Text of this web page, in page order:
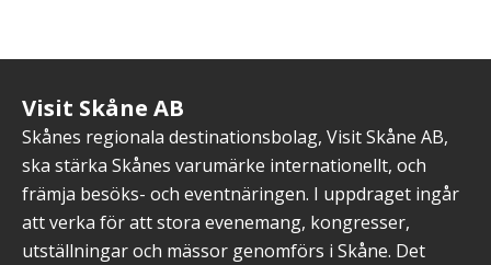
Visit Skåne AB
Skånes regionala destinationsbolag, Visit Skåne AB,
ska stärka Skånes varumärke internationellt, och
främja besöks- och eventnäringen. I uppdraget ingår
att verka för att stora evenemang, kongresser,
utställningar och mässor genomförs i Skåne. Det